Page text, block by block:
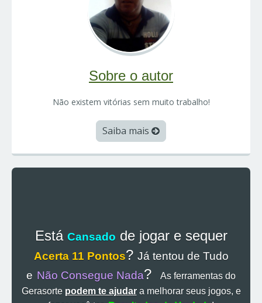
Sobre o autor
Não existem vitórias sem muito trabalho!
Saiba mais
Está Cansado de jogar e sequer
Acerta 11 Pontos? Já tentou de Tudo
e Não Consegue Nada?
As ferramentas do
Gerasorte podem te ajudara melhorar seus jogos, e